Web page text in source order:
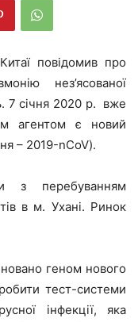
повідомив про
нез’ясованої
7 січня 2020 р. вже
агентом є новий
– 2019-nCoV).
з перебуванням
в м. Ухані. Ринок
геном нового
тест-системи
інфекції, яка